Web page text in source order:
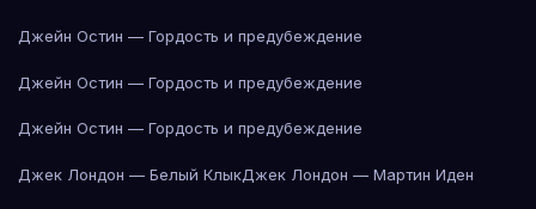
Джейн Остин — Гордость и предубеждение
Джейн Остин — Гордость и предубеждение
Джейн Остин — Гордость и предубеждение
Джек Лондон — Белый КлыкДжек Лондон — Мартин Иден